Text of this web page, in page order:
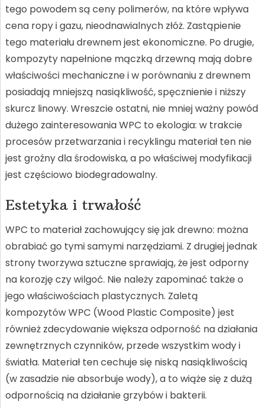
tego powodem są ceny polimerów, na które wpływa
cena ropy i gazu, nieodnawialnych złóż. Zastąpienie
tego materiału drewnem jest ekonomiczne. Po drugie,
kompozyty napełnione mączką drzewną mają dobre
właściwości mechaniczne i w porównaniu z drewnem
posiadają mniejszą nasiąkliwość, spęcznienie i niższy
skurcz linowy. Wreszcie ostatni, nie mniej ważny powód
dużego zainteresowania WPC to ekologia: w trakcie
procesów przetwarzania i recyklingu materiał ten nie
jest groźny dla środowiska, a po właściwej modyfikacji
jest częściowo biodegradowalny.
Estetyka i trwałość
WPC to materiał zachowujący się jak drewno: można
obrabiać go tymi samymi narzędziami. Z drugiej jednak
strony tworzywa sztuczne sprawiają, że jest odporny
na korozję czy wilgoć. Nie należy zapominać także o
jego właściwościach plastycznych. Zaletą
kompozytów WPC (Wood Plastic Composite) jest
również zdecydowanie większa odporność na działania
zewnętrznych czynników, przede wszystkim wody i
światła. Materiał ten cechuje się niską nasiąkliwością
(w zasadzie nie absorbuje wody), a to wiąże się z dużą
odpornością na działanie grzybów i bakterii.